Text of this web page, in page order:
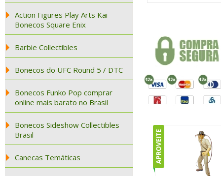
Action Figures Play Arts Kai
Bonecos Square Enix
Barbie Collectibles
Bonecos do UFC Round 5 / DTC
Bonecos Funko Pop comprar
online mais barato no Brasil
Bonecos Sideshow Collectibles
Brasil
Canecas Temáticas